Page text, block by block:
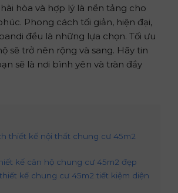
hòa và hợp lý là nền tảng cho
Phong cách tối giản, hiện đại,
đều là những lựa chọn. Tối ưu
sẽ trở nên rộng và sang. Hãy tin
sẽ là nơi bình yên và tràn đầy
thiết kế nội thất chung cư 45m2
kế căn hộ chung cư 45m2 đẹp
kế chung cư 45m2 tiết kiệm diện